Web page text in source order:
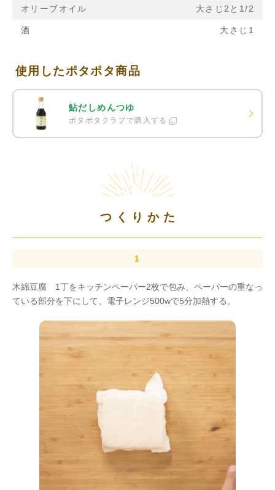
オリーブオイル 大さじ2と1/2
酒 大さじ1
使用したポタポタ商品
鮎だしめんつゆ
ポタポタクラブで購入する
つくりかた
木綿豆腐 1丁をキッチンペーパー2枚で包み、ペーパーの重なっ
ている部分を下にして、電子レンジ500wで5分加熱する。